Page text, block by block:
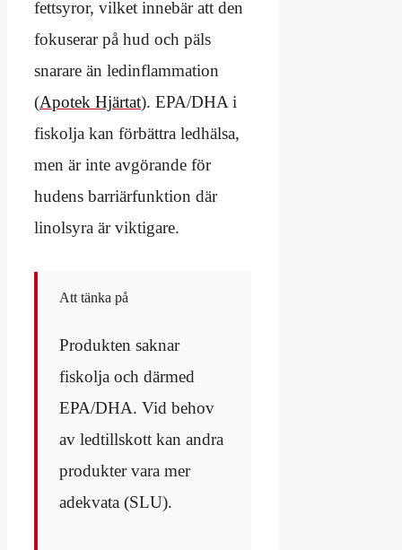
fettsyror, vilket innebär att den
fokuserar på hud och päls
snarare än ledinflammation
(Apotek Hjärtat). EPA/DHA i
fiskolja kan förbättra ledhälsa,
men är inte avgörande för
hudens barriärfunktion där
linolsyra är viktigare.
Att tänka på
Produkten saknar
fiskolja och därmed
EPA/DHA. Vid behov
av ledtillskott kan andra
produkter vara mer
adekvata (SLU).